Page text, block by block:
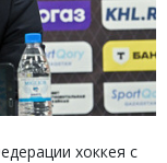
хоккея с